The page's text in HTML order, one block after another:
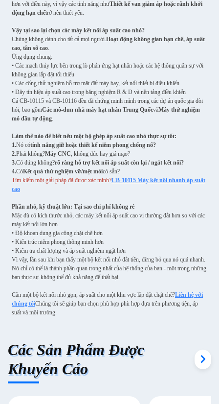
hơn với điều này, vì vậy các tính năng nhưThiết kế van giảm áp hoặc rãnh khởi
động hạn chếtrở nên thiết yếu.
Vậy tại sao lại chọn các máy kết nối áp suất cao nhỏ?
Chúng không dành cho tất cả mọi người.Hoạt động không gian hạn chế, áp suất
cao, tần số cao.
Ứng dụng chung:
• Các mạch thủy lực bên trong lò phản ứng hạt nhân hoặc các hệ thống quân sự với
không gian lắp đặt tối thiểu
• Các cổng thử nghiệm hỗ trợ mặt đất máy bay, kết nối thiết bị điều khiển
• Dây tín hiệu áp suất cao trong băng nghiệm R & D và nền tảng điều khiển
Cả CB-10115 và CB-10116 đều đã chứng minh mình trong các dự án quốc gia đòi
hỏi, bao gồmCác mô-đun nhà máy hạt nhân Trung QuốcvàMáy thử nghiệm
mỏ dầu tự động.
Làm thế nào để biết nếu một bộ ghép áp suất cao nhỏ thực sự tốt:
1.Nó cótính năng giữ hoặc thiết kế niêm phong chống nổ?
2.Phải không?Máy CNC, không đúc hay giả mạo?
3.Có đúng không?rõ ràng hỗ trợ kết nối áp suất còn lại / ngắt kết nối?
4.CóKết quả thử nghiệm vỡ/mệt mỏicó sẵn?
Tìm kiếm một giải pháp đã được xác minh?CB-10115 Máy kết nối nhanh áp suất
cao
Phần nhỏ, kỹ thuật lớn: Tại sao chi phí không rẻ
Mặc dù có kích thước nhỏ, các máy kết nối áp suất cao vi thường đắt hơn so với các
máy kết nối lớn hơn.
• Độ khoan dung gia công chặt chẽ hơn
• Kiến trúc niêm phong thông minh hơn
• Kiểm tra chất lượng và áp suất nghiêm ngặt hơn
Vì vậy, lần sau khi bạn thấy một bộ kết nối nhỏ đắt tiền, đừng bỏ qua nó quá nhanh.
Nó chỉ có thể là thành phần quan trọng nhất của hệ thống của bạn - một trong những
bạn thực sự không thể đủ khả năng để thất bại.
Cần một bộ kết nối nhỏ gọn, áp suất cho một khu vực lắp đặt chặt chẽ?Liên hệ với
chúng tôiChúng tôi sẽ giúp bạn chọn phù hợp phù hợp dựa trên phương tiện, áp
suất và môi trường.
Các Sản Phẩm Được
Khuyến Cáo